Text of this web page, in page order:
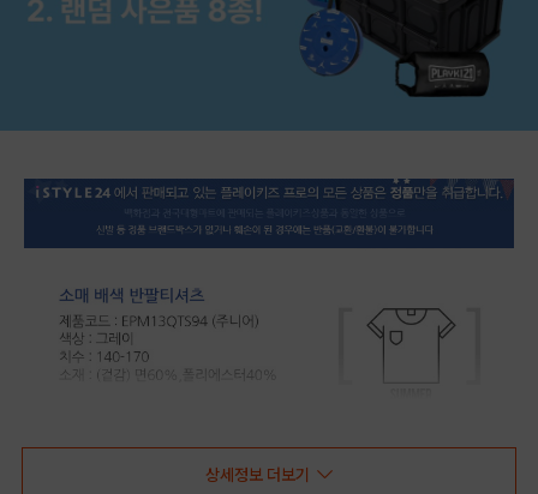
상세정보 더보기